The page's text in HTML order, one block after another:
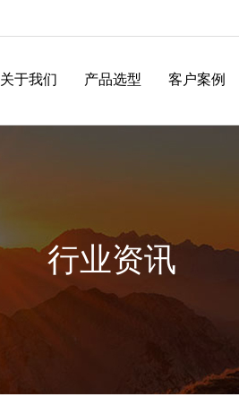
关于我们 产品选型 客户案例
行业资讯